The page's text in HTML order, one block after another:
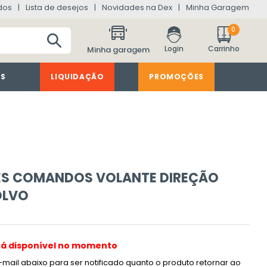
Lista de desejos Novidades na Dex Minha Garagem
Minha garagem
0
LIQUIDAÇÃO PROMOÇÕES
COMANDOS VOLANTE DIREÇÃO
disponível no momento